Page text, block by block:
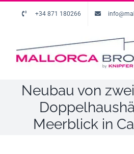
+34 871 180266
Neubau von
Meerblick in